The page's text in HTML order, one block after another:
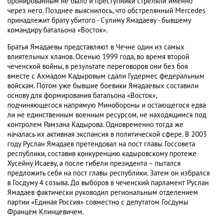
через него. Позднее выяснилось, что обстрелянный Mercedes
принадлежит брату убитого - Сулиму Ямадаеву - бывшему
командиру батальона «Восток».
Братья Ямадаевы представляют в Чечне один из самых
влиятельных кланов. Осенью 1999 года, во время второй
чеченской войны, в результате переговоров они без боя
вместе с Ахмадом Кадыровым сдали Гудермес федеральным
войскам. Потом уже бывшие боевики Ямадаевых составили
основу для формирования батальона «Восток»,
подчиняющегося напрямую Минобороны и остающегося едва
ли не единственным военным ресурсом, не находящимся под
контролем Рамзана Кадырова. Одновременно тогда же
началась их активная экспансия в политической сфере. В 2003
году Руслан Ямадаев претендовал на пост главы Госсовета
республики, составив конкуренцию кадыровскому протеже
Хусейну Исаеву, а после гибели президента – пытался
предложить себя на пост главы республики. Затем он избрался
в Госдуму 4 созыва. До выборов в чеченский парламент Руслан
Ямадаев фактически руководил региональным отделением
партии «Единая Россия» совместно с депутатом Госдумы
Францем Клинцевичем.